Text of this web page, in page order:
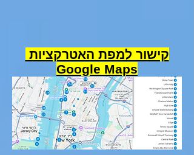
קישור למפת האטרקציות
Google Maps